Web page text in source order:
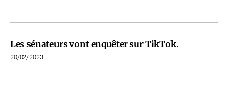
Les sénateurs vont enquêter sur TikTok.
20/02/2023